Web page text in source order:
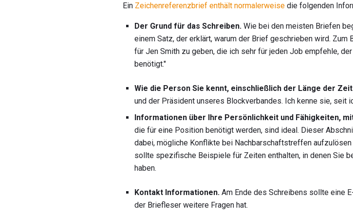
Ein Zeichenreferenzbrief enthält normalerweise die folgenden
Der Grund für das Schreiben. Wie bei den meisten Briefen
einem Satz, der erklärt, warum der Brief geschrieben wird.
für Jen Smith zu geben, die ich sehr für jeden Job empfehle,
benötigt."
Wie die Person Sie kennt, einschließlich der Länge der
und der Präsident unseres Blockverbandes. Ich kenne sie, seit
Informationen über Ihre Persönlichkeit und Fähigkeiten,
die für eine Position benötigt werden, sind ideal. Dieser
dabei, mögliche Konflikte bei Nachbarschaftstreffen
sollte spezifische Beispiele für Zeiten enthalten, in denen Sie
haben.
Kontakt Informationen. Am Ende des Schreibens sollte eine
der Briefleser weitere Fragen hat.